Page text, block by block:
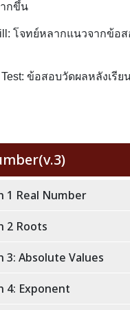
กขึ้น
โจทย์หลากแนวจากข้อ
Test: ข้อสอบวัดผลหลังเรี
1 Real Number
2 Roots
3: Absolute Values
4: Exponent